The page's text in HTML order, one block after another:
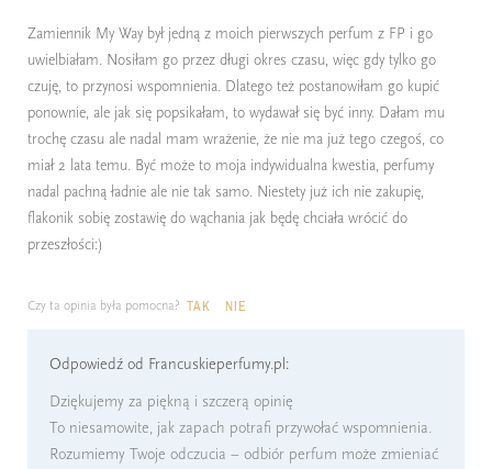
Zamiennik My Way był jedną z moich pierwszych perfum z FP i go
uwielbiałam. Nosiłam go przez długi okres czasu, więc gdy tylko go
czuję, to przynosi wspomnienia. Dlatego też postanowiłam go kupić
ponownie, ale jak się popsikałam, to wydawał się być inny. Dałam mu
trochę czasu ale nadal mam wrażenie, że nie ma już tego czegoś, co
miał 2 lata temu. Być może to moja indywidualna kwestia, perfumy
nadal pachną ładnie ale nie tak samo. Niestety już ich nie zakupię,
flakonik sobię zostawię do wąchania jak będę chciała wrócić do
przeszłości:)
Czy ta opinia była pomocna? TAK NIE
Odpowiedź od Francuskieperfumy.pl:
Dziękujemy za piękną i szczerą opinię
To niesamowite, jak zapach potrafi przywołać wspomnienia.
Rozumiemy Twoje odczucia – odbiór perfum może zmieniać